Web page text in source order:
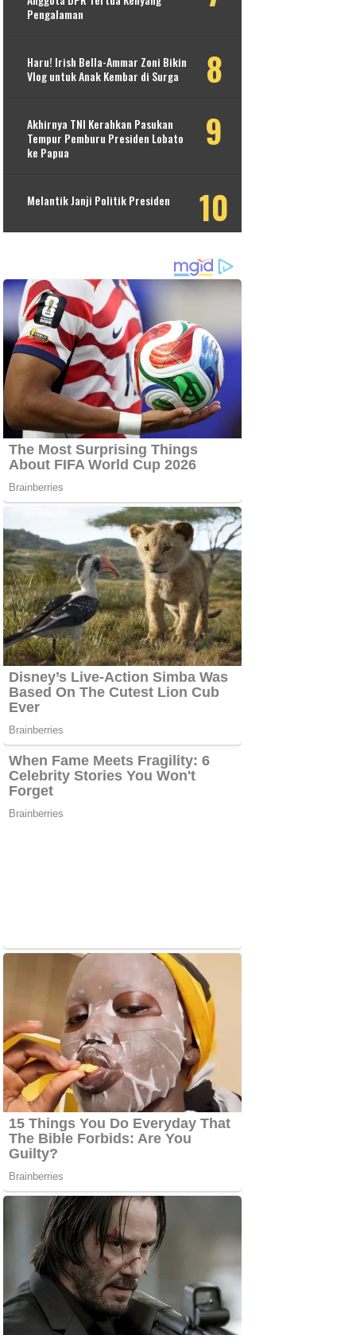
Pengalaman
Haru! Irish Bella-Ammar Zoni Bikin
Vlog untuk Anak Kembar di Surga
Akhirnya TNI Kerahkan Pasukan
Tempur Pemburu Presiden Lobato
ke Papua
Melantik Janji Politik Presiden